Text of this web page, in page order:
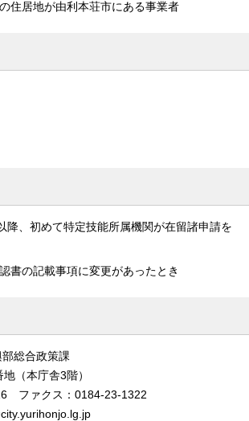
住居地が由利本荘市にある事業者
降、初めて特定技能所属機関が在留諸申請を
書の記載事項に変更があったとき
総合政策課
（本庁舎3階）
ファクス：0184-23-1322